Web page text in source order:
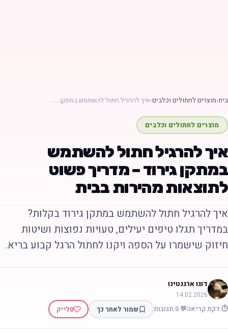
›מוצרים לחתולים וכלבים›איך להרגיל חתול להשתמש במתקן……
מוצרים לחתולים וכלבים
להרגיל חתול להשתמש
גירוד – מדריך פשוט
מהירות בבית
להרגיל חתול להשתמש במתקן גירוד בקלות?
תגלו טיפים יעילים, טעויות נפוצות ושיטות
שישמרו על הספה ויקנו לחתול הרגל קבוע בריא.
דוגו ארגנטינו
14.02.2026
דקת קריאה💬 0 תגובות שמור לאחר כך 0לייק